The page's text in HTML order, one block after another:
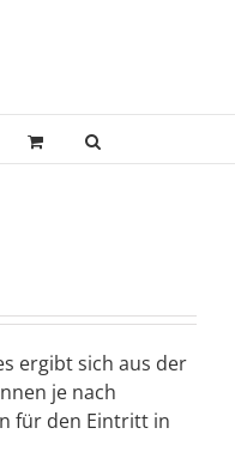
ergibt sich aus der
je nach
für den Eintritt in